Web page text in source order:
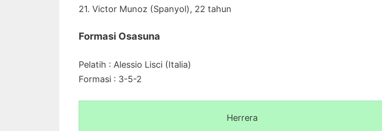
21. Victor Munoz (Spanyol), 22 tahun
Formasi Osasuna
Pelatih : Alessio Lisci (Italia)
Formasi : 3-5-2
Herrera